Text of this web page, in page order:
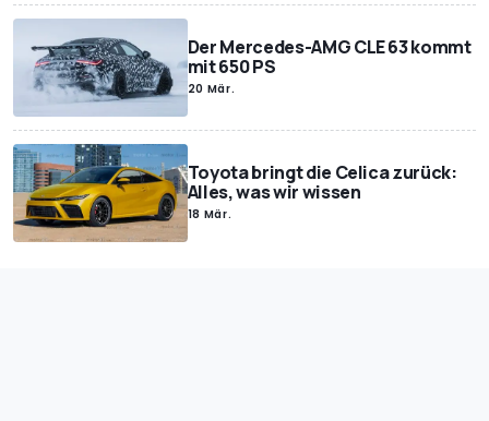
Der Mercedes-AMG CLE 63 kommt
mit 650 PS
20 Mär.
Toyota bringt die Celica zurück:
Alles, was wir wissen
18 Mär.